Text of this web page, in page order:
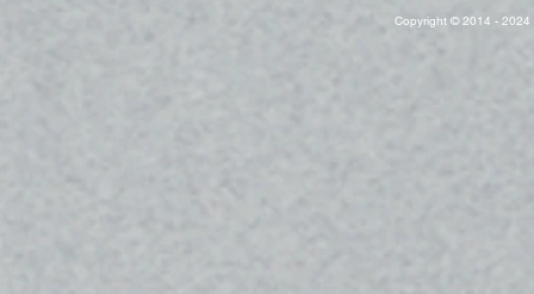
Copyright © 2014 - 2024